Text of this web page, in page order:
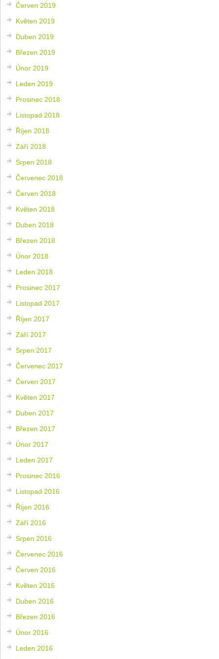
Červen 2019
Květen 2019
Duben 2019
Březen 2019
Únor 2019
Leden 2019
Prosinec 2018
Listopad 2018
Říjen 2018
Září 2018
Srpen 2018
Červenec 2018
Červen 2018
Květen 2018
Duben 2018
Březen 2018
Únor 2018
Leden 2018
Prosinec 2017
Listopad 2017
Říjen 2017
Září 2017
Srpen 2017
Červenec 2017
Červen 2017
Květen 2017
Duben 2017
Březen 2017
Únor 2017
Leden 2017
Prosinec 2016
Listopad 2016
Říjen 2016
Září 2016
Srpen 2016
Červenec 2016
Červen 2016
Květen 2016
Duben 2016
Březen 2016
Únor 2016
Leden 2016